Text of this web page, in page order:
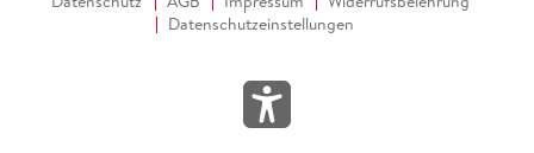
Datenschutzeinstellungen